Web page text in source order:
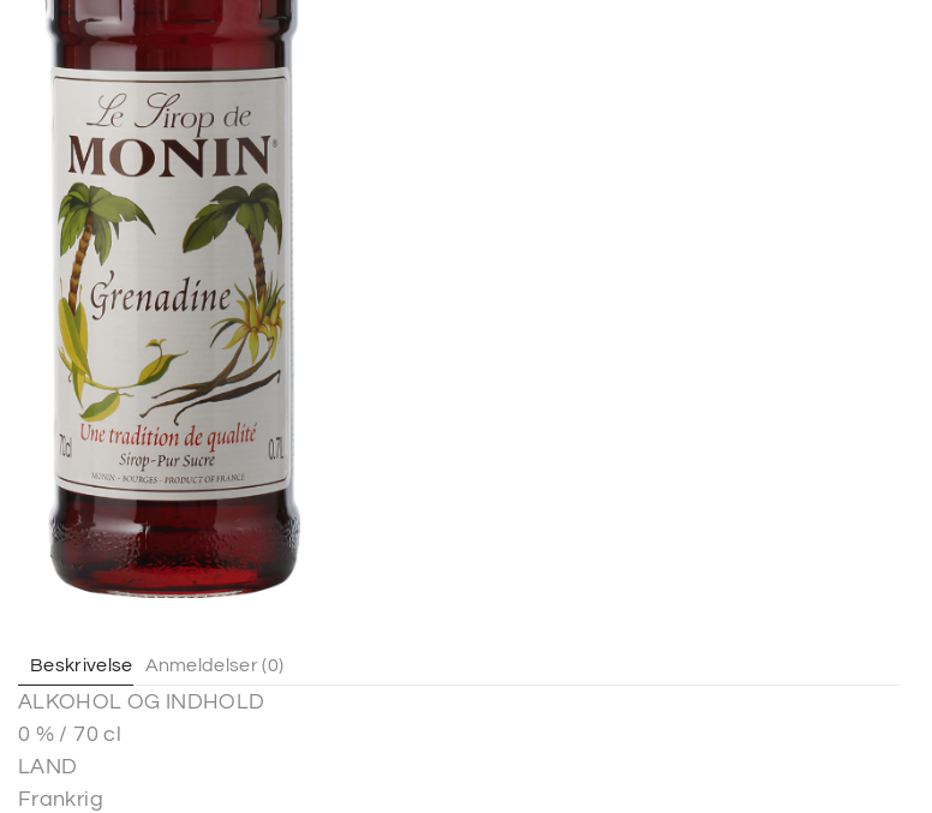
Beskrivelse Anmeldelser (0)
ALKOHOL OG INDHOLD
0 % / 70 cl
LAND
Frankrig